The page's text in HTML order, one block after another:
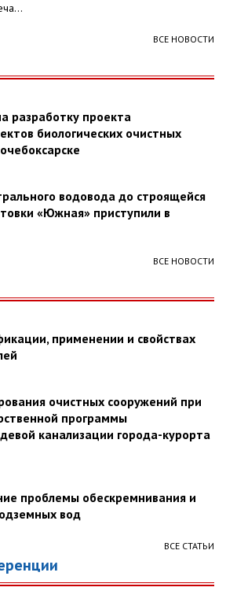
ВСЕ НОВОСТИ
разработку проекта
биологических очистных
водовода до строящейся
«Южная» приступили в
ВСЕ НОВОСТИ
применении и свойствах
очистных сооружений при
программы
канализации города-курорта
проблемы обескремнивания и
вод
ВСЕ СТАТЬИ